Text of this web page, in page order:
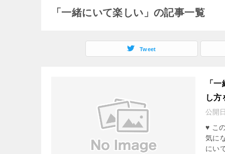
「一緒にいて楽しい」の記事一覧
Tweet
「
し方
公開
♥ こ
気に
にい